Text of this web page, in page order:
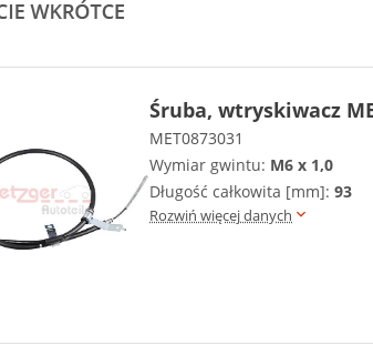
Śruba, wtryskiwacz
MET0873031
Wymiar gwintu: M6 x 1,0
Długość całkowita [mm]: 93
Rozwiń więcej danych